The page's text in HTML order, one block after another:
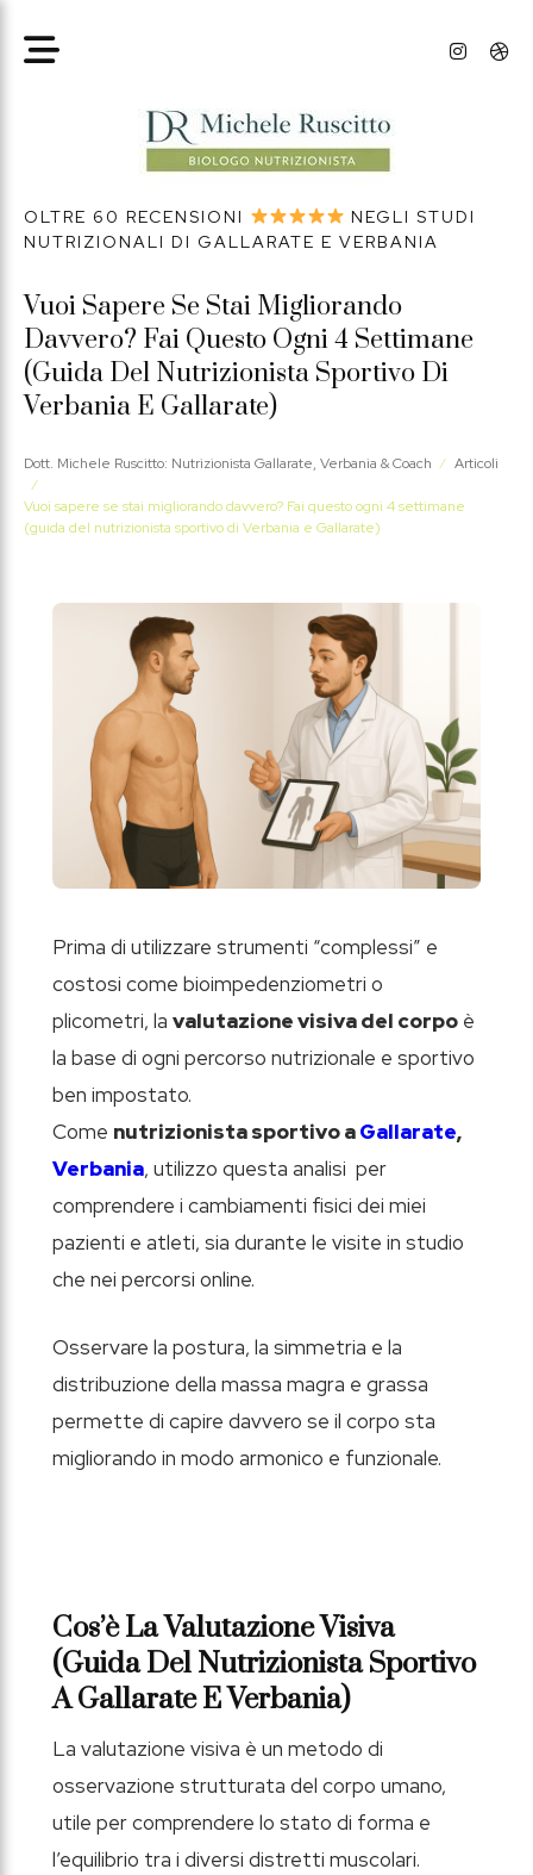
OLTRE 60 RECENSIONI
NEGLI STUDI
NUTRIZIONALI DI GALLARATE E VERBANIA
Vuoi Sapere Se Stai Migliorando
Davvero? Fai Questo Ogni 4 Settimane
(guida Del Nutrizionista Sportivo Di
Verbania E Gallarate)
Dott. Michele Ruscitto: Nutrizionista Gallarate, Verbania & Coach ⁄ Articoli
⁄
Vuoi sapere se stai migliorando davvero? Fai questo ogni 4 settimane
(guida del nutrizionista sportivo di Verbania e Gallarate)
Prima di utilizzare strumenti “complessi” e
costosi come bioimpedenziometri o
plicometri, la valutazione visiva del corpo è
la base di ogni percorso nutrizionale e sportivo
ben impostato.
Come nutrizionista sportivo aGallarate,
Verbania, utilizzo questa analisi per
comprendere i cambiamenti fisici dei miei
pazienti e atleti, sia durante le visite in studio
che nei percorsi online.
Osservare la postura, la simmetria e la
distribuzione della massa magra e grassa
permette di capire davvero se il corpo sta
migliorando in modo armonico e funzionale.
Cos’è La Valutazione Visiva
(guida Del Nutrizionista Sportivo
A Gallarate E Verbania)
La valutazione visiva è un metodo di
osservazione strutturata del corpo umano,
utile per comprendere lo stato di forma e
l’equilibrio tra i diversi distretti muscolari.